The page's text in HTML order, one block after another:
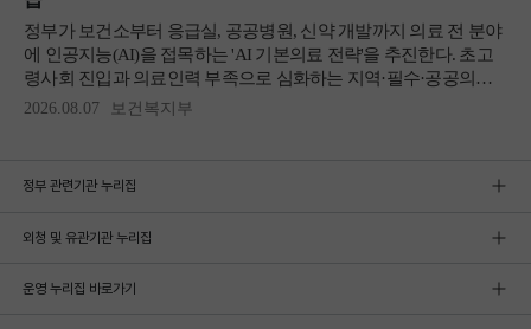
정부 관련기관 누리집
외청 및 유관기관 누리집
운영 누리집 바로가기